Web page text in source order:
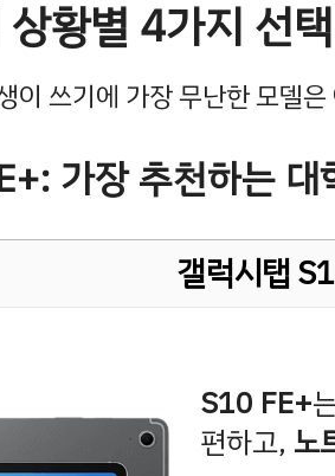
황별 4가지 선택
이 쓰기에 가장 무난한 모델
가장 추천하는 대
갤럭시탭
S10 FE+
편하고, 노